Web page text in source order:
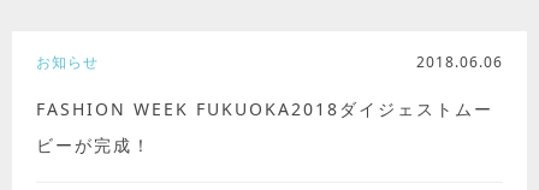
FASHION WEEK FUKUOKA2018ダイジェストムー
ビーが完成！
お知らせ 2018.06.06